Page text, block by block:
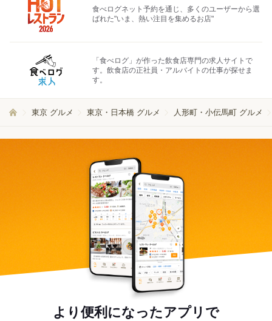
食べログネット予約を通じ、多くのユーザーから選
ばれた"いま、熱い注目を集めるお店"
「食べログ」が作った飲食店専門の求人サイトで
す。飲食店の正社員・アルバイトの仕事が探せま
す。
東京 グルメ 東京・日本橋 グルメ 人形町・小伝馬町 グルメ
より便利になったアプリで